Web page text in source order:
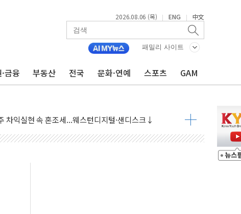
2026.08.06 (목) | ENG | 中文
패밀리 사이트
금융 부동산 전국 문화·연예 스포츠 GAM
아이온큐·도어대시↑ VS 샌디스크·피그마·앱러빈↓
차익실현 속 혼조세...웨스턴디지털·샌디스크↓
사에 긴급 안보 점검회의
조까지, 상승...호실적 보고 기업 상승세 뚜렷
인 '사파리' 공격… 시민들 공포감 극대화 전략